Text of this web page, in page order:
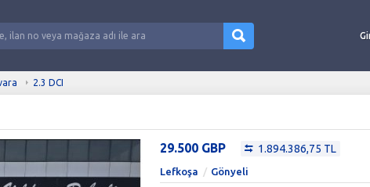
2.3 DCI
29.500 GBP 1.894.386,75 TL
Lefkoşa Gönyeli